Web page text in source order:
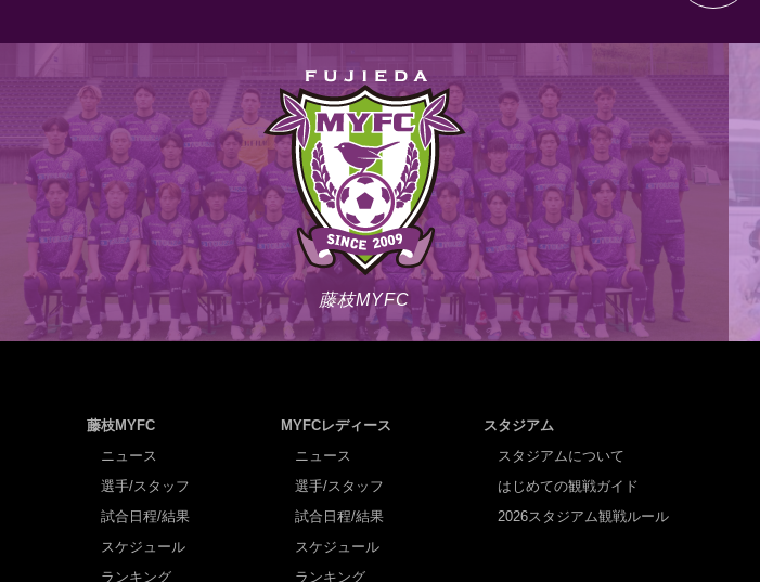
藤枝MYFC
藤枝MYFC
ニュース
選手/スタッフ
試合日程/結果
スケジュール
ランキング
MYFCレディース
ニュース
選手/スタッフ
試合日程/結果
スケジュール
ランキング
スタジアム
スタジアムについて
はじめての観戦ガイド
2026スタジアム観戦ルール